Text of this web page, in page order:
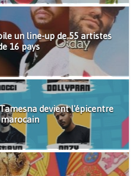
un line-up de 55 artistes
16 pays
devient l'épicentre